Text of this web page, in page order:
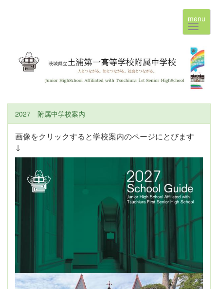
menu
2027 附属中学校案内
画像をクリックすると学校案内のページにとびます
↓